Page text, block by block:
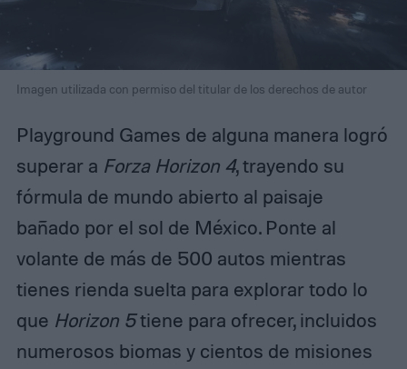
Imagen utilizada con permiso del titular de los derechos de autor
Playground Games de alguna manera logró
superar a Forza Horizon 4, trayendo su
fórmula de mundo abierto al paisaje
bañado por el sol de México. Ponte al
volante de más de 500 autos mientras
tienes rienda suelta para explorar todo lo
que Horizon 5tiene para ofrecer, incluidos
numerosos biomas y cientos de misiones